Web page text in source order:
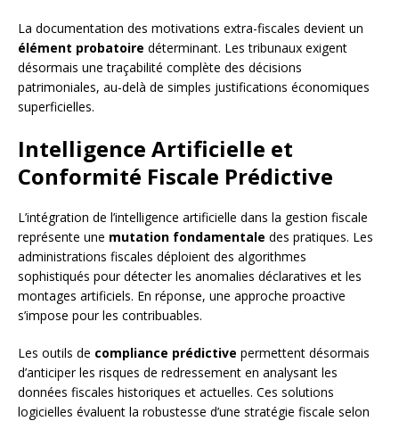
La documentation des motivations extra-fiscales devient un
élément probatoire déterminant. Les tribunaux exigent
désormais une traçabilité complète des décisions
patrimoniales, au-delà de simples justifications économiques
superficielles.
Intelligence Artificielle et
Conformité Fiscale Prédictive
L’intégration de l’intelligence artificielle dans la gestion fiscale
représente une mutation fondamentale des pratiques. Les
administrations fiscales déploient des algorithmes
sophistiqués pour détecter les anomalies déclaratives et les
montages artificiels. En réponse, une approche proactive
s’impose pour les contribuables.
Les outils de compliance prédictive permettent désormais
d’anticiper les risques de redressement en analysant les
données fiscales historiques et actuelles. Ces solutions
logicielles évaluent la robustesse d’une stratégie fiscale selon